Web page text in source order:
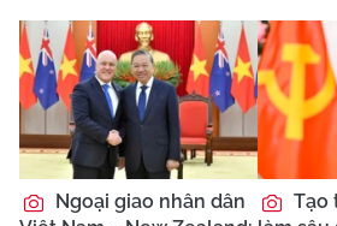
Ngoại giao nhân dân
Tạo